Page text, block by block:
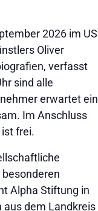
2026 im US
Oliver
verfasst
sind alle
erwartet ein
Im Anschluss
frei.
Alpha Stiftung in
aus dem Landkreis